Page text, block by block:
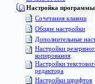
Настройка программы
Сочетания клавиш
Общие настройки
Дополнительные
Настройки
копирования
Настройки
редактора
Настройки шрифтов